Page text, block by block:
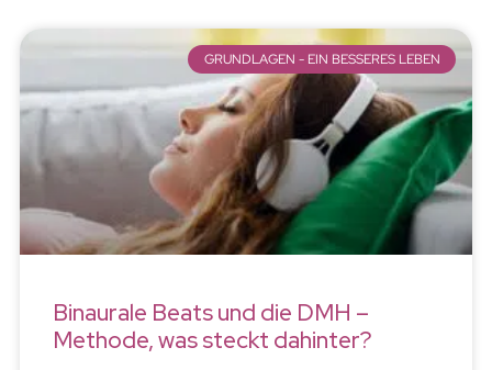
GRUNDLAGEN - EIN BESSERES LEBEN
Binaurale Beats und die DMH –
Methode, was steckt dahinter?